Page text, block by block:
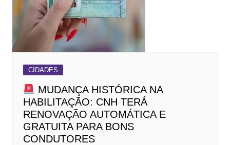
CIDADES
MUDANÇA HISTÓRICA NA
HABILITAÇÃO: CNH TERÁ
RENOVAÇÃO AUTOMÁTICA E
GRATUITA PARA BONS
CONDUTORES